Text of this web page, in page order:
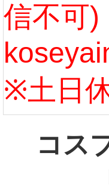
信不可)
※土日
コス